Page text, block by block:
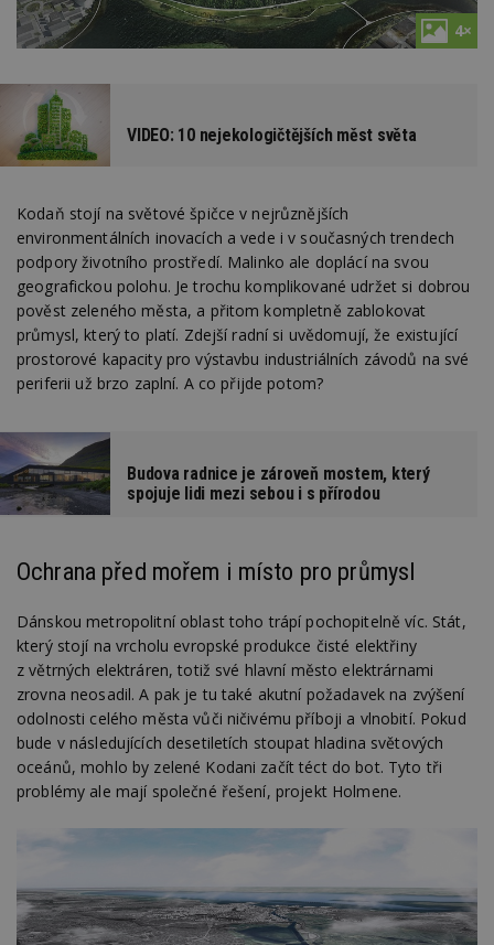
4×
VIDEO: 10 nejekologičtějších měst světa
Kodaň stojí na světové špičce v nejrůznějších
environmentálních inovacích a vede i v současných trendech
podpory životního prostředí. Malinko ale doplácí na svou
geografickou polohu. Je trochu komplikované udržet si dobrou
pověst zeleného města, a přitom kompletně zablokovat
průmysl, který to platí. Zdejší radní si uvědomují, že existující
prostorové kapacity pro výstavbu industriálních závodů na své
periferii už brzo zaplní. A co přijde potom?
Budova radnice je zároveň mostem, který
spojuje lidi mezi sebou i s přírodou
Ochrana před mořem i místo pro průmysl
Dánskou metropolitní oblast toho trápí pochopitelně víc. Stát,
který stojí na vrcholu evropské produkce čisté elektřiny
z větrných elektráren, totiž své hlavní město elektrárnami
zrovna neosadil. A pak je tu také akutní požadavek na zvýšení
odolnosti celého města vůči ničivému příboji a vlnobití. Pokud
bude v následujících desetiletích stoupat hladina světových
oceánů, mohlo by zelené Kodani začít téct do bot. Tyto tři
problémy ale mají společné řešení, projekt Holmene.